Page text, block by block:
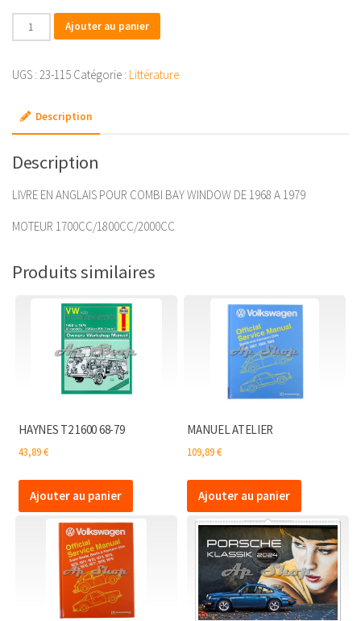
quantité
de
T2
79
Ajouter au panier
UGS : 23-115 Catégorie : Littérature
Description
Description
LIVRE EN ANGLAIS POUR COMBI BAY WINDOW DE 1968 A 1979
MOTEUR 1700CC/1800CC/2000CC
Produits similaires
HAYNES T2 1600 68-79
43,89€
Ajouter au panier
MANUEL ATELIER
109,89€
Ajouter au panier